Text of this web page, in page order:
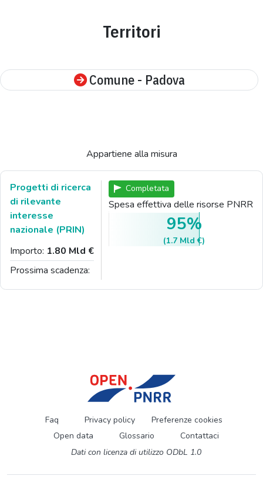
Territori
Comune - Padova
Appartiene alla misura
Progetti di ricerca
di rilevante
interesse
nazionale (PRIN)
Importo: 1.80 Mld €
Prossima scadenza:
Completata
Spesa effettiva delle risorse PNRR
95%
(1.7 Mld €)
Faq Privacy policy
Preferenze cookies
Open data
Glossario
Contattaci
Dati con licenza di utilizzo ODbL 1.0